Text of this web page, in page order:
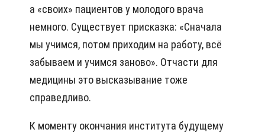
а «своих» пациентов у молодого врача
немного. Существует присказка: «Сначала
мы учимся, потом приходим на работу, всё
забываем и учимся заново». Отчасти для
медицины это высказывание тоже
справедливо.
К моменту окончания института будущему